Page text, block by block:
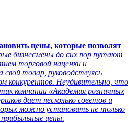
цены, которые позволят
бизнесмены до сих пор путают
торговой наценки и
товар, руководствуясь
конкурентов. Неудивительно, что
компании «Академия розничных
дает несколько советов и
можно установить не только
цены.